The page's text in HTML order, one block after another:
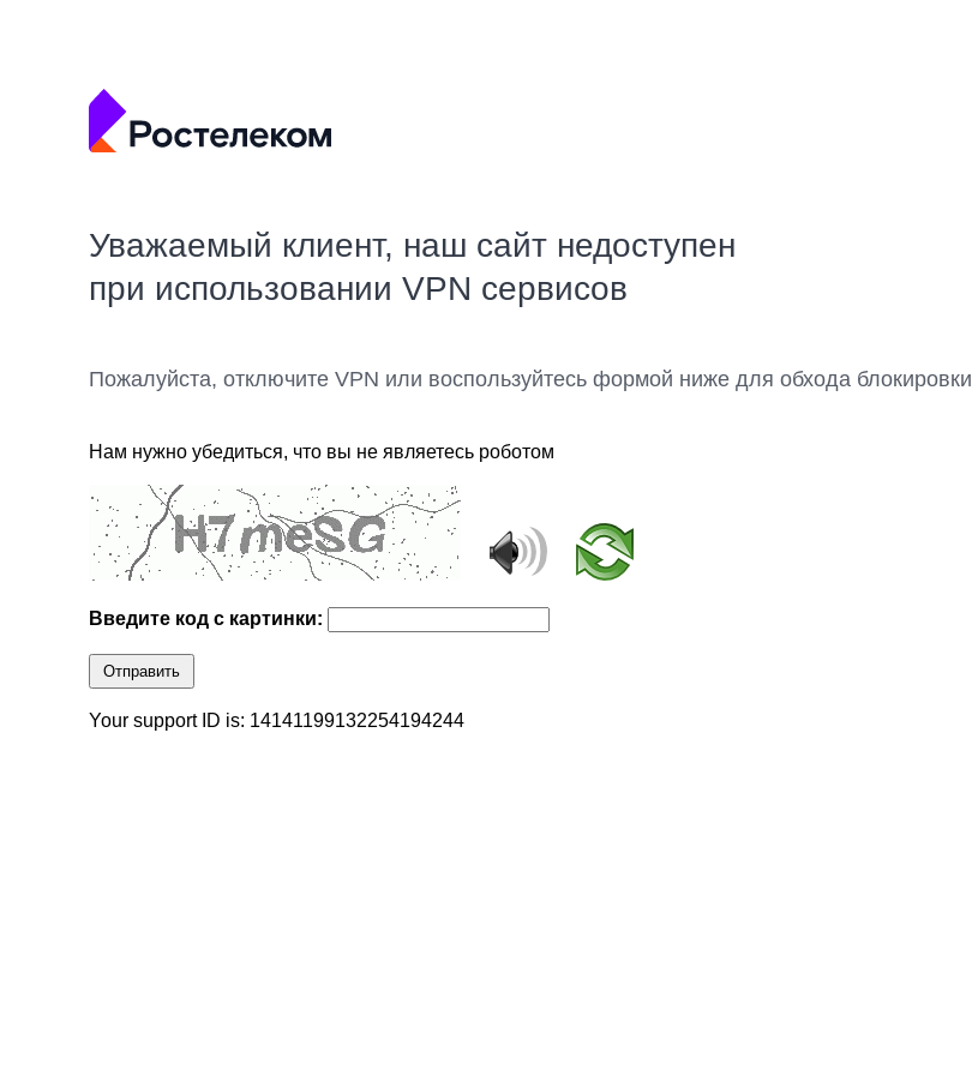
Уважаемый клиент, наш сайт недоступен
при использовании VPN сервисов
Пожалуйста, отключите VPN или воспользуйтесь формой ниже для обхода блокировки
Нам нужно убедиться, что вы не являетесь роботом
Введите код с картинки:
Отправить
Your support ID is: 14141199132254194244